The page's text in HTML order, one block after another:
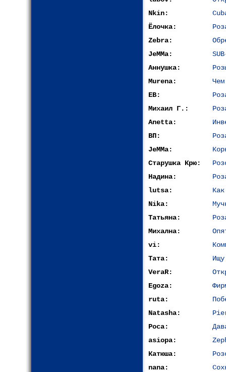
Nkin:
Ёлочка:
Zebra:
JeMMa:
Аннушка:
Murena:
ЕВ:
Михаил Г.:
Anetta:
ВП:
JeMMa:
Старушка Крю:
Надина:
lutsa:
Nika:
Татьяна:
Михална:
vi:
Тата:
VeraR:
Egoza:
ruta:
Natasha:
Роса:
asiopa:
Катюша:
nana: